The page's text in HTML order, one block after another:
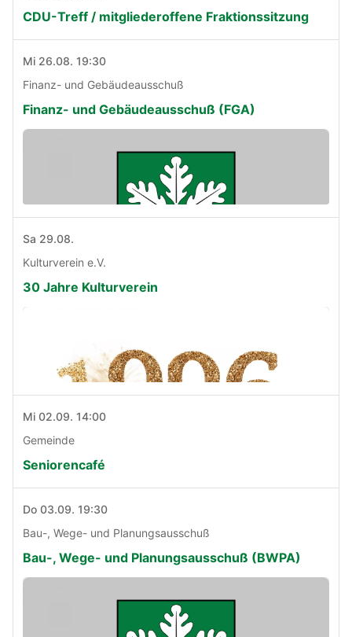
CDU-Treff / mitgliederoffene Fraktionssitzung
Mi 26.08. 19:30
Finanz- und Gebäudeausschuß
Finanz- und Gebäudeausschuß (FGA)
Sa 29.08.
Kulturverein e.V.
30 Jahre Kulturverein
Mi 02.09. 14:00
Gemeinde
Seniorencafé
Do 03.09. 19:30
Bau-, Wege- und Planungsausschuß
Bau-, Wege- und Planungsausschuß (BWPA)